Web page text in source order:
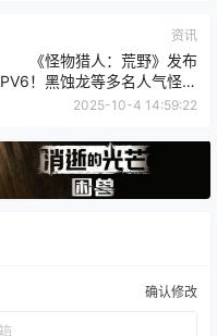
资讯
《怪物猎人：荒野》发布
PV6！黑蚀龙等多名人气怪物
回归！
2025-10-4 14:59:22
确认修改